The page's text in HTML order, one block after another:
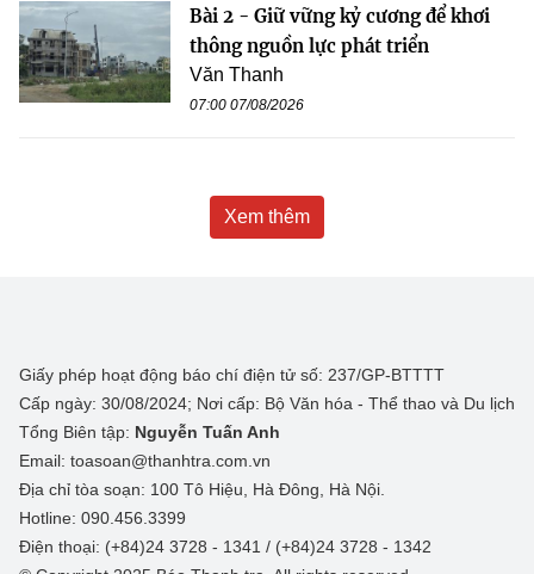
Bài 2 - Giữ vững kỷ cương để khơi
thông nguồn lực phát triển
Văn Thanh
07:00 07/08/2026
Xem thêm
Giấy phép hoạt động báo chí điện tử số: 237/GP-BTTTT
Cấp ngày: 30/08/2024; Nơi cấp: Bộ Văn hóa - Thể thao và Du lịch
Tổng Biên tập: Nguyễn Tuấn Anh
Email: toasoan@thanhtra.com.vn
Địa chỉ tòa soạn: 100 Tô Hiệu, Hà Đông, Hà Nội.
Hotline: 090.456.3399
Điện thoại: (+84)24 3728 - 1341 / (+84)24 3728 - 1342